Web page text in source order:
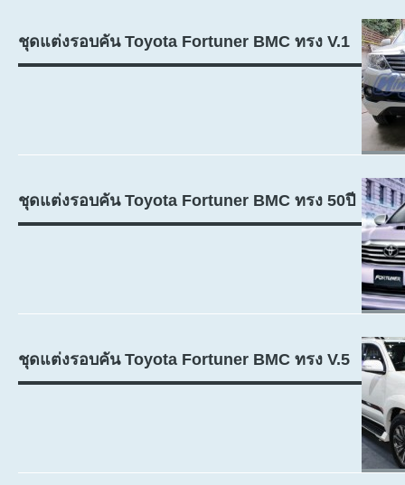
ชุดแต่งรอบคัน Toyota Fortuner BMC ทรง V.1
ชุดแต่งรอบคัน Toyota Fortuner BMC ทรง 50ปี
ชุดแต่งรอบคัน Toyota Fortuner BMC ทรง V.5